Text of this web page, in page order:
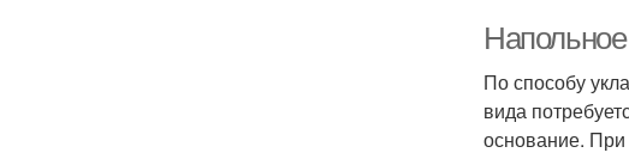
По способу
вида
основание.